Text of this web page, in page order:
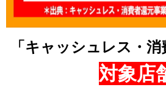
「キャッシュレス・消
対象店